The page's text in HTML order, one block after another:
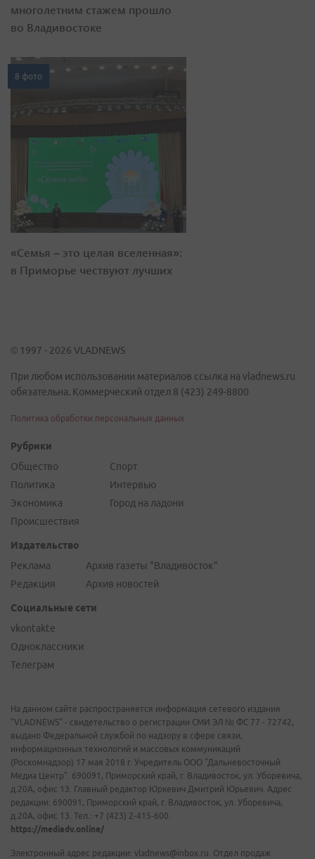
многолетним стажем прошло
во Владивостоке
8 фото
«Семья – это целая вселенная»:
в Приморье чествуют лучших
© 1997 - 2026 VLADNEWS
При любом использовании материалов ссылка на vladnews.ru
обязательна. Коммерческий отдел 8 (423) 249-8800
Политика обработки персональных данных
Рубрики
Общество
Политика
Экономика
Происшествия
Спорт
Интервью
Город на ладони
Издательство
Реклама
Редакция
Архив газеты "Владивосток"
Архив новостей
Социальные сети
vkontakte
Одноклассники
Телеграм
На данном сайте распространяется информация сетевого издания
"VLADNEWS" - свидетельство о регистрации СМИ ЭЛ № ФС 77 - 72742,
выдано Федеральной службой по надзору в сфере связи,
информационных технологий и массовых коммуникаций
(Роскомнадзор) 17 мая 2018 г. Учредитель ООО "Дальневосточный
Медиа Центр". 690091, Приморский край, г. Владивосток, ул. Уборевича,
д.20А, офис 13. Главный редактор Юркевич Дмитрий Юрьевич. Адрес
редакции: 690091, Приморский край, г. Владивосток, ул. Уборевича,
д.20А, офис 13. Тел.: +7 (423) 2-415-600.
https://mediadv.online/
Электронный адрес редакции: vladnews@inbox.ru. Отдел продаж